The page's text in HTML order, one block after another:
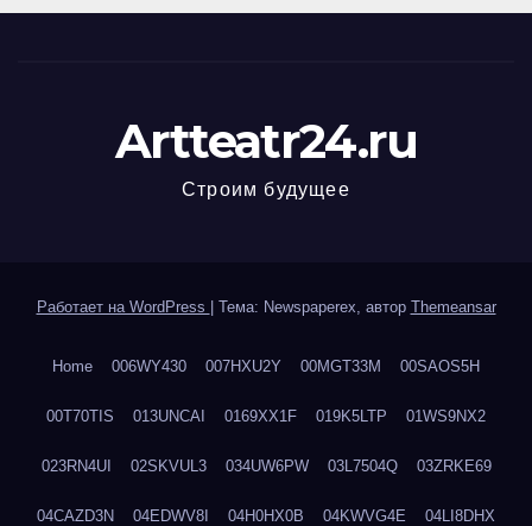
Artteatr24.ru
Строим будущее
Работает на WordPress Тема: Newspaperex, автор Themeansar
Home 006WY430 007HXU2Y 00MGT33M 00SAOS5H
00T70TIS 013UNCAI 0169XX1F 019K5LTP 01WS9NX2
023RN4UI 02SKVUL3 034UW6PW 03L7504Q 03ZRKE69
04CAZD3N 04EDWV8I 04H0HX0B 04KWVG4E 04LI8DHX